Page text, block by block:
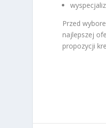
Przed
najlepszej
propozycji